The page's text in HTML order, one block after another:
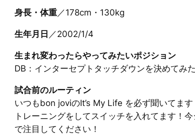
身長・体重／178cm・130kg
生年月日 ／2002/1/4
生まれ変わったらやってみたいポジション
DB：インターセプトタッチダウンを決めてみ
試合前のルーティン
いつもbon joviのIt’s My Life を必ず聞いてま
トレーニングをしてスイッチを入れてます！
で注目してください！